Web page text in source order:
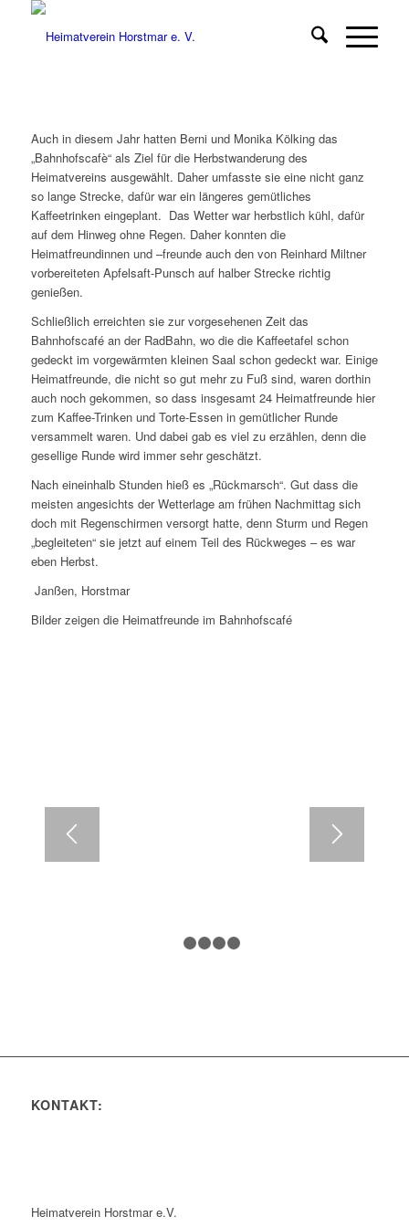
Auch in diesem Jahr hatten Berni und Monika Kölking das
„Bahnhofscafè“ als Ziel für die Herbstwanderung des
Heimatvereins ausgewählt. Daher umfasste sie eine nicht ganz
so lange Strecke, dafür war ein längeres gemütliches
Kaffeetrinken eingeplant. Das Wetter war herbstlich kühl, dafür
auf dem Hinweg ohne Regen. Daher konnten die
Heimatfreundinnen und –freunde auch den von Reinhard Miltner
vorbereiteten Apfelsaft-Punsch auf halber Strecke richtig
genießen.
Schließlich erreichten sie zur vorgesehenen Zeit das
Bahnhofscafé an der RadBahn, wo die die Kaffeetafel schon
gedeckt im vorgewärmten kleinen Saal schon gedeckt war. Einige
Heimatfreunde, die nicht so gut mehr zu Fuß sind, waren dorthin
auch noch gekommen, so dass insgesamt 24 Heimatfreunde hier
zum Kaffee-Trinken und Torte-Essen in gemütlicher Runde
versammelt waren. Und dabei gab es viel zu erzählen, denn die
gesellige Runde wird immer sehr geschätzt.
Nach eineinhalb Stunden hieß es „Rückmarsch“. Gut dass die
meisten angesichts der Wetterlage am frühen Nachmittag sich
doch mit Regenschirmen versorgt hatte, denn Sturm und Regen
„begleiteten“ sie jetzt auf einem Teil des Rückweges – es war
eben Herbst.
Janßen, Horstmar
Bilder zeigen die Heimatfreunde im Bahnhofscafé
KONTAKT:
Heimatverein Horstmar e.V.